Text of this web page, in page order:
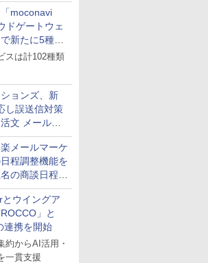
moconavi
ドゲートウェ
新たに5種類
携開始
スは計102種類
ョンズ、新
し誤送信対策
文 メール誤
ンサービス」
メールマーケ
程調整機能を
の商談日程調
ウイングア
」と
連携を開始
約からAI活用・
一貫支援